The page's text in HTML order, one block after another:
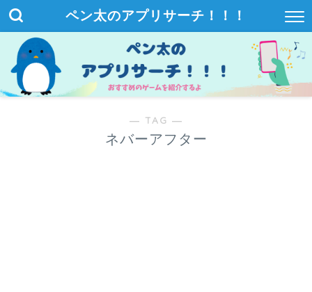
ペン太のアプリサーチ！！！
― TAG ―
ネバーアフター